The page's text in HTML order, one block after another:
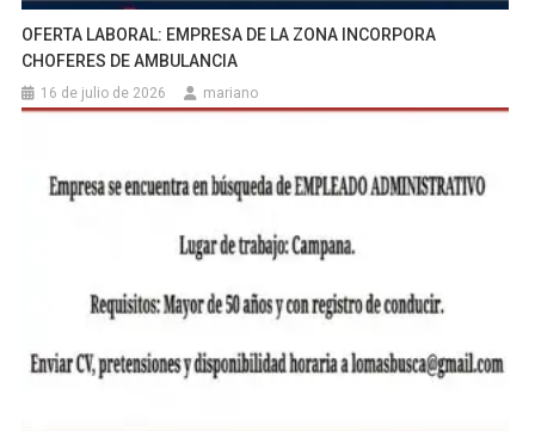
OFERTA LABORAL: EMPRESA DE LA ZONA INCORPORA
CHOFERES DE AMBULANCIA
16 de julio de 2026 mariano